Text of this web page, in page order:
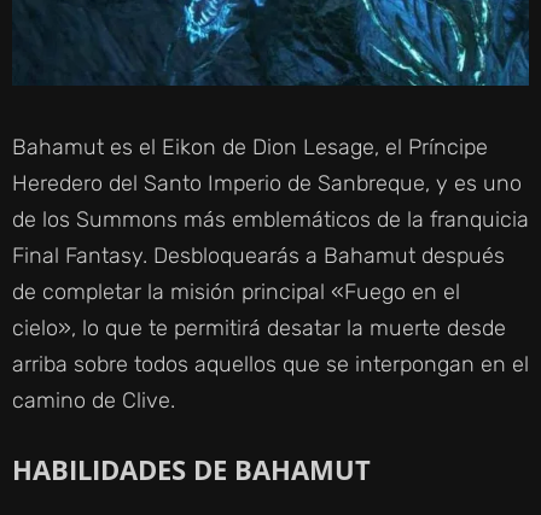
Bahamut es el Eikon de Dion Lesage, el Príncipe
Heredero del Santo Imperio de Sanbreque, y es uno
de los Summons más emblemáticos de la franquicia
Final Fantasy. Desbloquearás a Bahamut después
de completar la misión principal «Fuego en el
cielo», lo que te permitirá desatar la muerte desde
arriba sobre todos aquellos que se interpongan en el
camino de Clive.
HABILIDADES DE BAHAMUT